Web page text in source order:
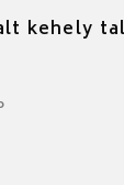
kehely